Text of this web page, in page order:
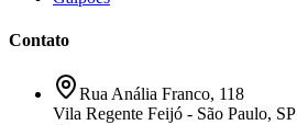
Contato
Rua Anália Franco, 118
Vila Regente Feijó - São Paulo, SP